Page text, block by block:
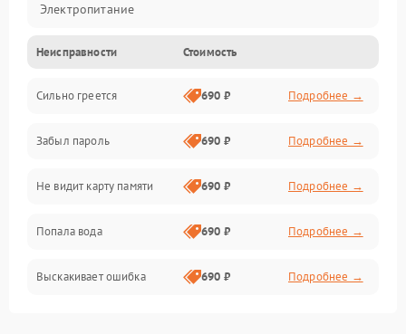
Электропитание
Экран и изображение
Дисплей
Экран (дисплей)
Связь
Разговор (микрофон, динамик)
Перегрев и нестабильная работа
Неисправности Стоимость
Сильно греется 690 ₽ Подробнее →
Забыл пароль 690 ₽ Подробнее →
Не видит карту памяти 690 ₽ Подробнее →
Попала вода 690 ₽ Подробнее →
Выскакивает ошибка 690 ₽ Подробнее →